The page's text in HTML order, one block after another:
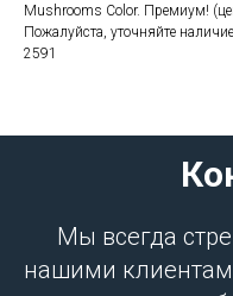
Mushrooms Color. Премиум!
Пожалуйста, уточняйте
2591
Мы всегда
нашими